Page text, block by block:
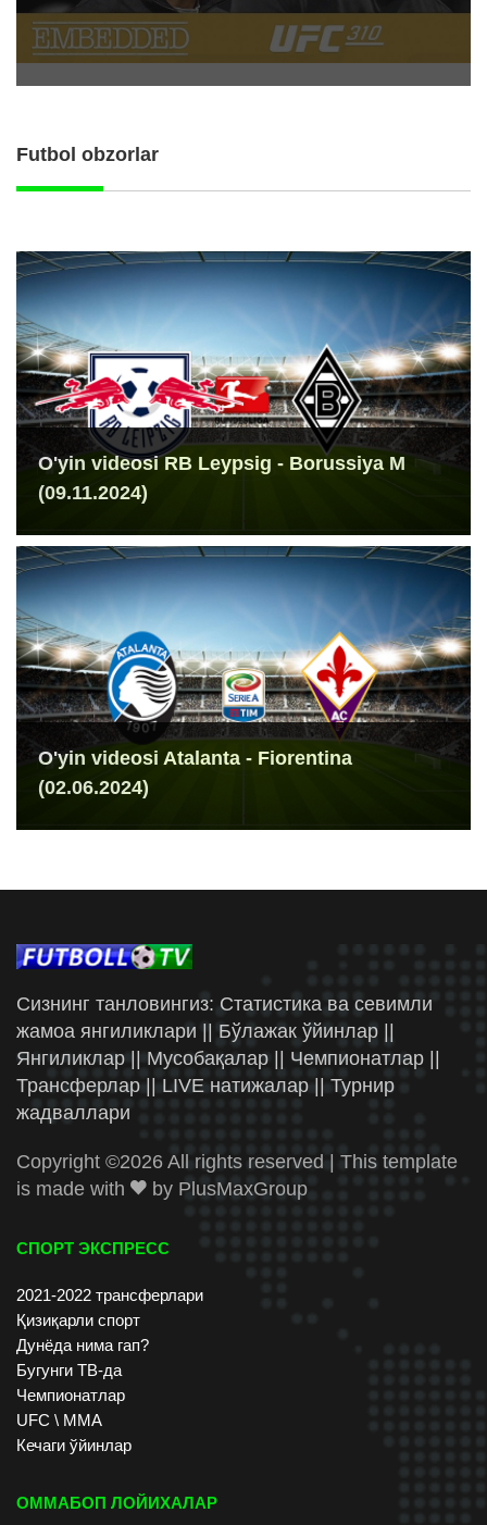
Futbol obzorlar
O'yin videosi RB Leypsig - Borussiya M
(09.11.2024)
O'yin videosi Atalanta - Fiorentina
(02.06.2024)
Сизнинг танловингиз: Статистика ва севимли
жамоа янгиликлари || Бўлажак ўйинлар ||
Янгиликлар || Мусобақалар || Чемпионатлар ||
Трансферлар || LIVE натижалар || Турнир
жадваллари
Copyright ©2026 All rights reserved | This template
is made with
by PlusMaxGroup
СПОРТ ЭКСПРЕСС
2021-2022 трансферлари
Қизиқарли спорт
Дунёда нима гап?
Бугунги ТВ-да
Чемпионатлар
UFC \ ММА
Кечаги ўйинлар
ОММАБОП ЛОЙИХАЛАР